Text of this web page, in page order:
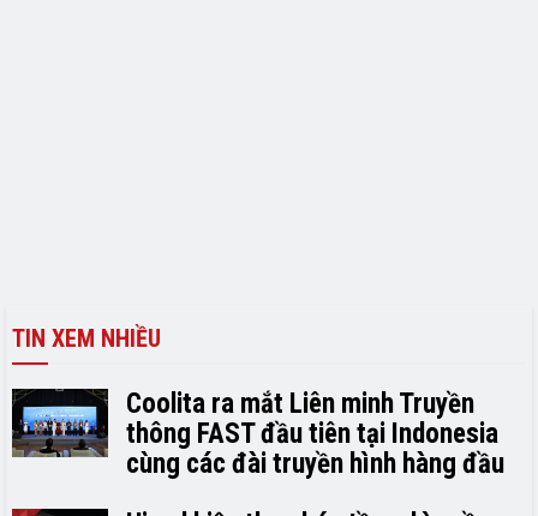
TIN XEM NHIỀU
Coolita ra mắt Liên minh Truyền
thông FAST đầu tiên tại Indonesia
cùng các đài truyền hình hàng đầu